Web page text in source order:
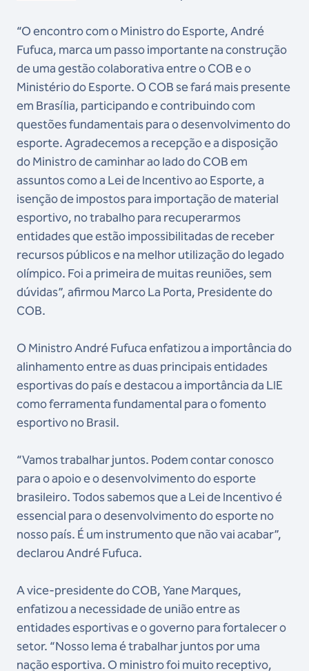
“O encontro com o Ministro do Esporte, André
Fufuca, marca um passo importante na construção
de uma gestão colaborativa entre o COB e o
Ministério do Esporte. O COB se fará mais presente
em Brasília, participando e contribuindo com
questões fundamentais para o desenvolvimento do
esporte. Agradecemos a recepção e a disposição
do Ministro de caminhar ao lado do COB em
assuntos como a Lei de Incentivo ao Esporte, a
isenção de impostos para importação de material
esportivo, no trabalho para recuperarmos
entidades que estão impossibilitadas de receber
recursos públicos e na melhor utilização do legado
olímpico. Foi a primeira de muitas reuniões, sem
dúvidas”, afirmou Marco La Porta, Presidente do
COB.
O Ministro André Fufuca enfatizou a importância do
alinhamento entre as duas principais entidades
esportivas do país e destacou a importância da LIE
como ferramenta fundamental para o fomento
esportivo no Brasil.
“Vamos trabalhar juntos. Podem contar conosco
para o apoio e o desenvolvimento do esporte
brasileiro. Todos sabemos que a Lei de Incentivo é
essencial para o desenvolvimento do esporte no
nosso país. É um instrumento que não vai acabar”,
declarou André Fufuca.
A vice-presidente do COB, Yane Marques,
enfatizou a necessidade de união entre as
entidades esportivas e o governo para fortalecer o
setor. “Nosso lema é trabalhar juntos por uma
nação esportiva. O ministro foi muito receptivo,